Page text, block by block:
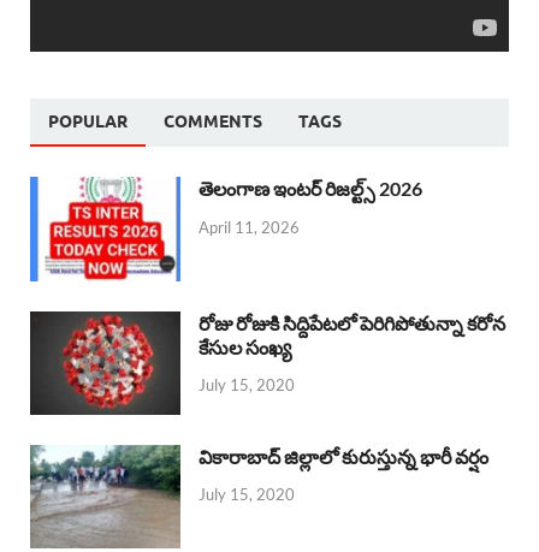
POPULAR COMMENTS TAGS
తెలంగాణ ఇంటర్ రిజల్ట్స్ 2026
April 11, 2026
రోజు రోజుకి సిద్దిపేటలో పెరిగిపోతున్నా కరోన
కేసుల సంఖ్య
July 15, 2020
వికారాబాద్ జిల్లాలో కురుస్తున్న భారీ వర్షం
July 15, 2020